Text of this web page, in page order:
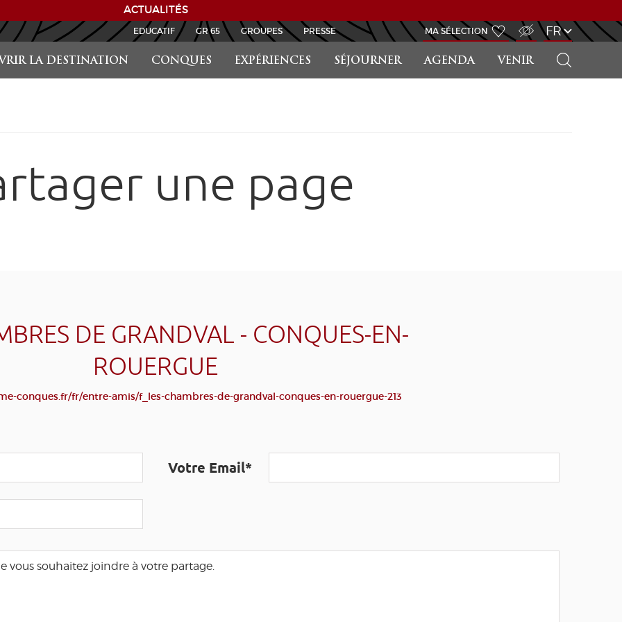
LA DESTINATION CONQUES EXPÉRIENCES SÉJOURNER AGENDA VENIR
EDUCATIF GR 65 GROUPES PRESSE MA SÉLECTION FR
une page
DE GRANDVAL - CONQUES-EN-
ROUERGUE
conques.fr/fr/entre-amis/f_les-chambres-de-grandval-conques-en-rouergue-213
Votre Email*